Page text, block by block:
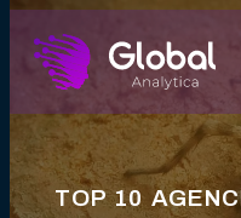
TOP 10